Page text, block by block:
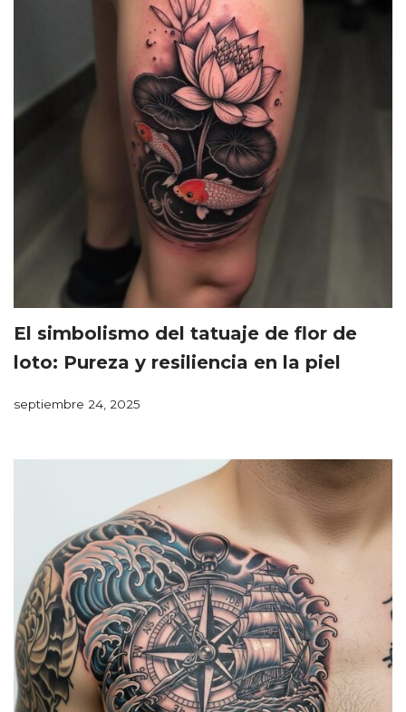
El simbolismo del tatuaje de flor de
loto: Pureza y resiliencia en la piel
septiembre 24, 2025